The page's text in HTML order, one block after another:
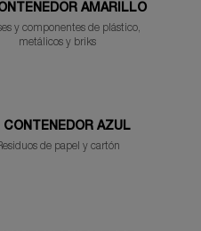
AMARILLO
y componentes de plástico,
metálicos y briks
CONTENEDOR AZUL
de papel y cartón